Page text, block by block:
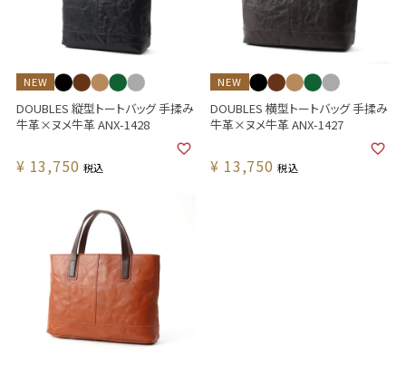
NEW
DOUBLES 縦型トートバッグ 手揉み
牛革×ヌメ牛革 ANX-1428
¥ 13,750 税込
NEW
DOUBLES 横型トートバッグ 手揉み
牛革×ヌメ牛革 ANX-1427
¥ 13,750 税込